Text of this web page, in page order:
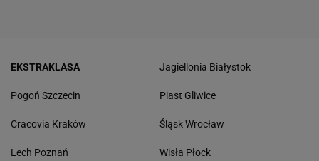
EKSTRAKLASA
Pogoń Szczecin
Cracovia Kraków
Lech Poznań
Jagiellonia Białystok
Piast Gliwice
Śląsk Wrocław
Wisła Płock